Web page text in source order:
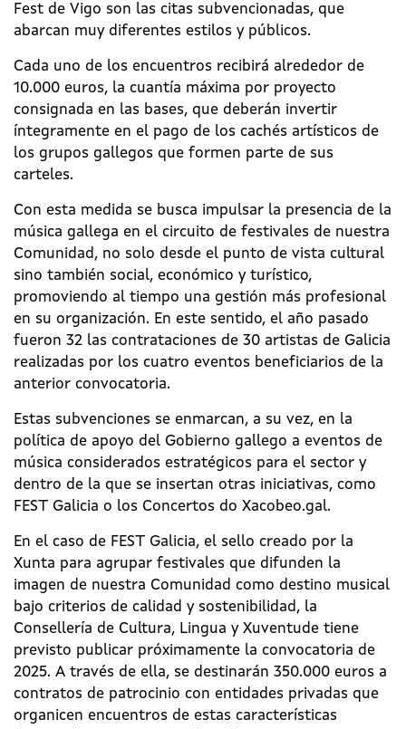
Fest de Vigo son las citas subvencionadas, que
abarcan muy diferentes estilos y públicos.
Cada uno de los encuentros recibirá alrededor de
10.000 euros, la cuantía máxima por proyecto
consignada en las bases, que deberán invertir
íntegramente en el pago de los cachés artísticos de
los grupos gallegos que formen parte de sus
carteles.
Con esta medida se busca impulsar la presencia de la
música gallega en el circuito de festivales de nuestra
Comunidad, no solo desde el punto de vista cultural
sino también social, económico y turístico,
promoviendo al tiempo una gestión más profesional
en su organización. En este sentido, el año pasado
fueron 32 las contrataciones de 30 artistas de Galicia
realizadas por los cuatro eventos beneficiarios de la
anterior convocatoria.
Estas subvenciones se enmarcan, a su vez, en la
política de apoyo del Gobierno gallego a eventos de
música considerados estratégicos para el sector y
dentro de la que se insertan otras iniciativas, como
FEST Galicia o los Concertos do Xacobeo.gal.
En el caso de FEST Galicia, el sello creado por la
Xunta para agrupar festivales que difunden la
imagen de nuestra Comunidad como destino musical
bajo criterios de calidad y sostenibilidad, la
Consellería de Cultura, Lingua y Xuventude tiene
previsto publicar próximamente la convocatoria de
2025. A través de ella, se destinarán 350.000 euros a
contratos de patrocinio con entidades privadas que
organicen encuentros de estas características